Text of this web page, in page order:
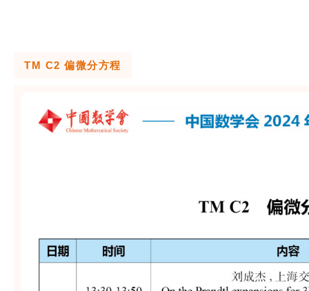
TM C2 偏微分方程